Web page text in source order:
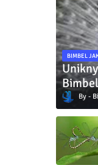
BIMBEL